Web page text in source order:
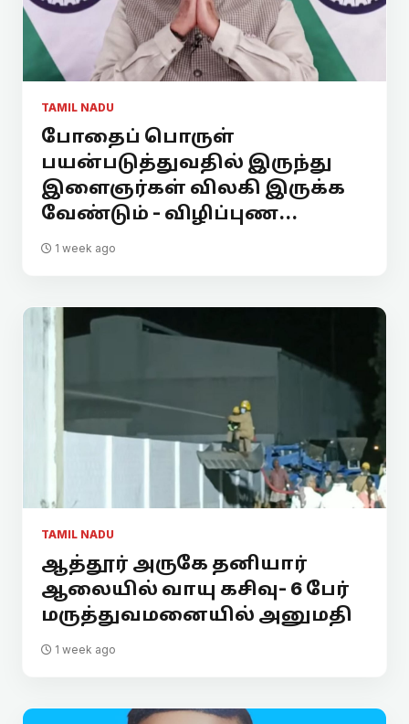
TAMIL NADU
போதைப் பொருள்
பயன்படுத்துவதில் இருந்து
இளைஞர்கள் விலகி இருக்க
வேண்டும் - விழிப்புண...
1 week ago
TAMIL NADU
ஆத்தூர் அருகே தனியார்
ஆலையில் வாயு கசிவு- 6 பேர்
மருத்துவமனையில் அனுமதி
1 week ago